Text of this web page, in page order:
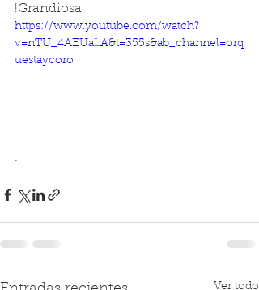
!Grandiosa¡
https://www.youtube.com/watch?
v=nTU_4AEUaLA&t=355s&ab_channel=orq
uestaycoro
.
Ver todo